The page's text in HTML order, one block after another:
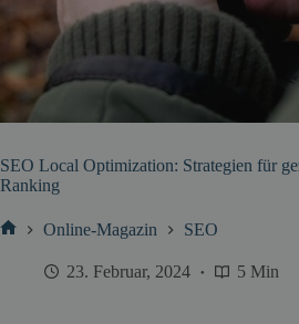
SEO Local Optimization: Strategien für
Ranking
Online-Magazin SEO
23. Februar, 2024 5 Min